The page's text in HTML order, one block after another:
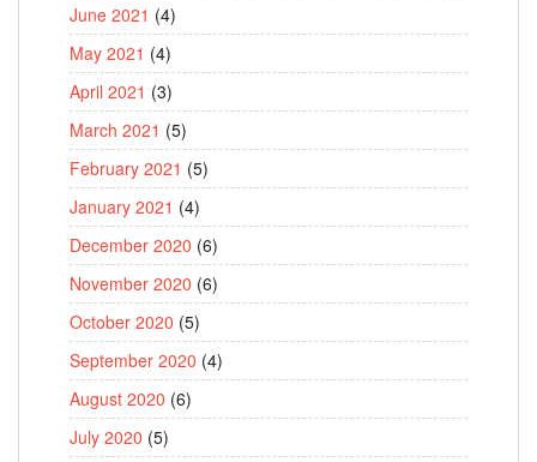
June 2021 (4)
May 2021 (4)
April 2021 (3)
March 2021 (5)
February 2021 (5)
January 2021 (4)
December 2020 (6)
November 2020 (6)
October 2020 (5)
September 2020 (4)
August 2020 (6)
July 2020 (5)